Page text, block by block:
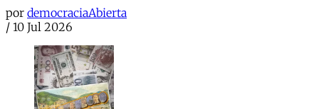
por democraciaAbierta
/ 10 Jul 2026